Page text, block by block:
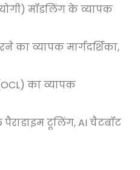
मॉडलिंग के व्यापक
का व्यापक मार्गदर्शिका,
का व्यापक
टूलिंग, AI चैटबॉट